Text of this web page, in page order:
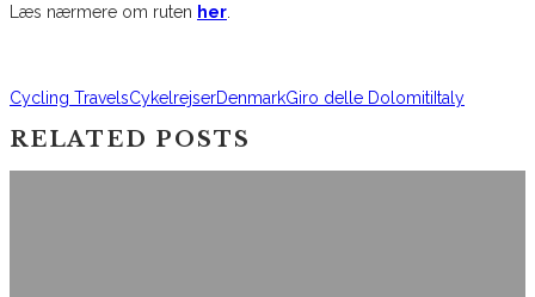
Læs nærmere om ruten her
Cycling TravelsCykelrejserDenmarkGiro delle DolomitiItaly
RELATED POSTS